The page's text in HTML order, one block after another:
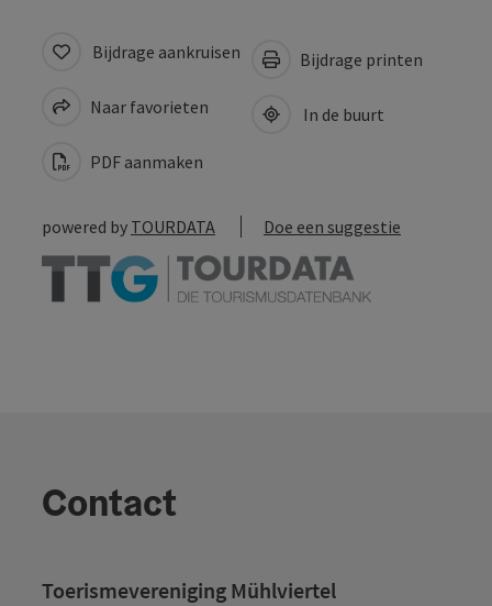
Bijdrage aankruisen
Naar favorieten
PDF aanmaken
Bijdrage printen
In de buurt
powered by TOURDATA Doe een suggestie
Contact
Toerismevereniging Mühlviertel